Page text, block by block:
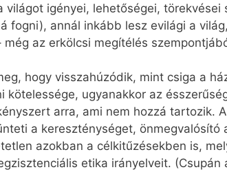
igényei, lehetőségei,
fogni), annál inkább lesz evilági a
az erkölcsi megítélés
hogy visszahúzódik, mint csiga a
ugyanakkor az
arra, ami nem hozzá tartozik.
a kereszténységet,
azokban a célkitűzésekben is,
etika irányelveit.